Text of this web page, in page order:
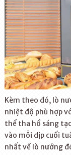
Kèm theo đó, lò
nhiệt độ phù hợp
thể tha hồ sáng
vào mỗi dịp cuối
nhất về lò nướng